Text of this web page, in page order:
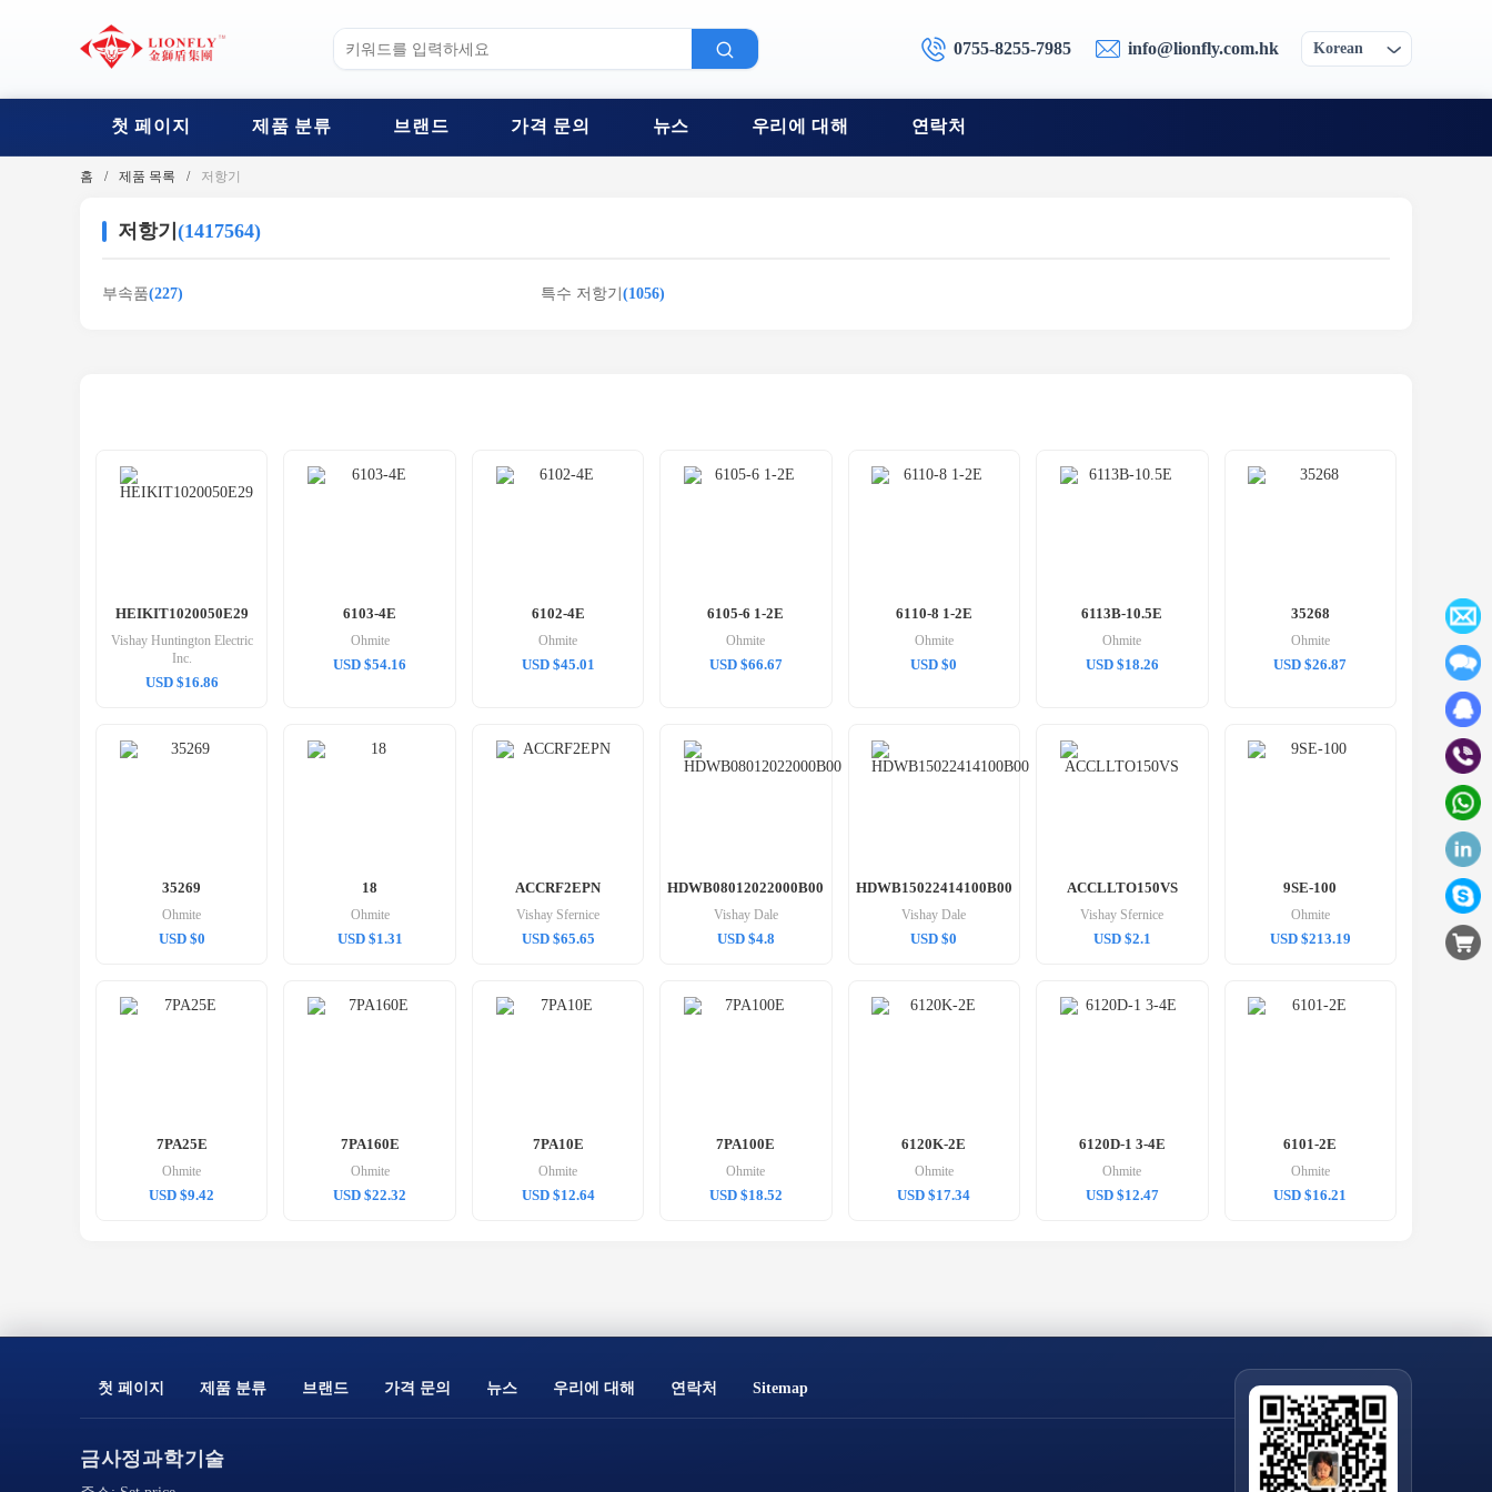
0755-8255-7985 info@lionfly.com.hk Korean
첫 페이지 제품 분류 브랜드 가격 문의 뉴스 우리에 대해 연락처
홈 제품 목록 저항기
저항기 (1417564)
부속품(227) 특수 저항기 (1056)
HEIKIT1020050E29
Vishay Huntington Electric
Inc.
USD $16.86
6103-4E
Ohmite
USD $54.16
6102-4E
Ohmite
USD $45.01
6105-6 1-2E
Ohmite
USD $66.67
6110-8 1-2E
Ohmite
USD $0
6113B-10.5E
Ohmite
USD $18.26
35268
Ohmite
USD $26.87
35269
Ohmite
USD $0
18
Ohmite
USD $1.31
ACCRF2EPN
Vishay Sfernice
USD $65.65
HDWB08012022000B00
Vishay Dale
USD $4.8
HDWB15022414100B00
Vishay Dale
USD $0
ACCLLTO150VS
Vishay Sfernice
USD $2.1
9SE-100
Ohmite
USD $213.19
7PA25E
Ohmite
USD $9.42
7PA160E
Ohmite
USD $22.32
7PA10E
Ohmite
USD $12.64
7PA100E
Ohmite
USD $18.52
6120K-2E
Ohmite
USD $17.34
6120D-1 3-4E
Ohmite
USD $12.47
6101-2E
Ohmite
USD $16.21
첫 페이지 제품 분류 브랜드 가격 문의 뉴스 우리에 대해 연락처 Sitemap
금사정과학기술